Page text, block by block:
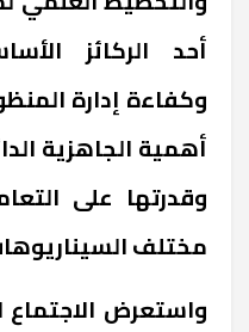
أحد الركائز
وكفاءة إدارة
أهمية الجاهزية
وقدرتها على
مختلف
واستعرض الاجتماع